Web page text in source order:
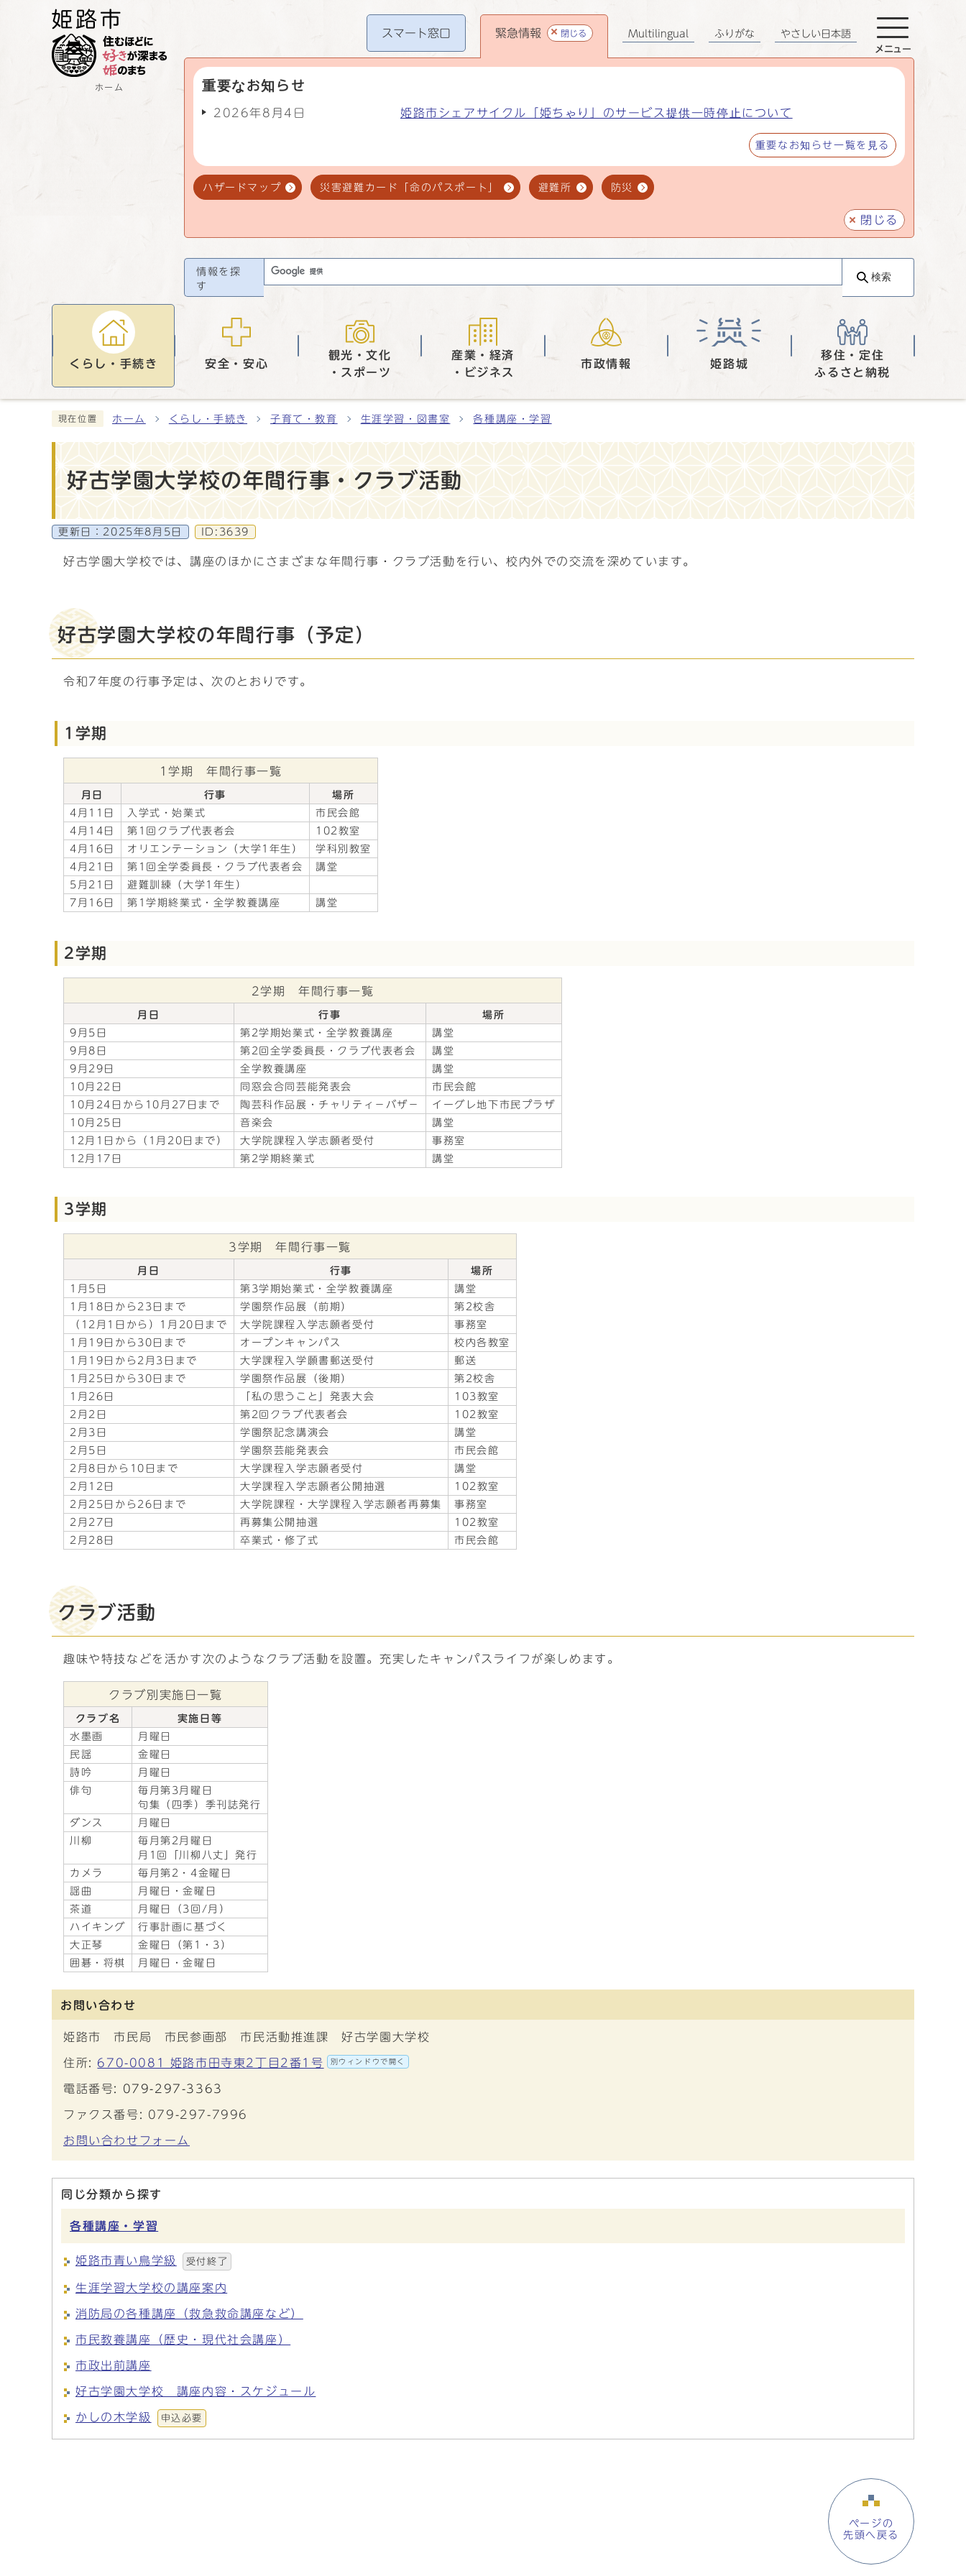
ホーム
スマート窓口 緊急情報 閉じる
重要なお知らせ
2026年8月4日 姫路市シェアサイクル「姫ちゃり」のサービス提供一時停止について
重要なお知らせ一覧を見る
ハザードマップ 災害避難カード「命のパスポート」 避難所 防災
閉じる
Multilingual ふりがな やさしい日本語
メニュー
情報を探
す
検索
くらし・手続き 安全・安心
観光・文化
・スポーツ
産業・経済
・ビジネス
市政情報 姫路城
移住・定住
ふるさと納税
現在位置 ホーム くらし・手続き 子育て・教育 生涯学習・図書室 各種講座・学習
好古学園大学校の年間行事・クラブ活動
更新日： 2025年8月5日 ID:3639
好古学園大学校では、講座のほかにさまざまな年間行事・クラブ活動を行い、校内外での交流を深めています。
好古学園大学校の年間行事（予定）
令和7年度の行事予定は、次のとおりです。
1学期
1学期 年間行事一覧
月日 行事
場所
4月11日
入学式・始業式
市民会館
4月14日
第1回クラブ代表者会
102教室
4月16日
オリエンテーション（大学1年生）
学科別教室
4月21日
第1回全学委員長・クラブ代表者会
講堂
5月21日
避難訓練（大学1年生）
7月16日
第1学期終業式・全学教養講座 講堂
2学期
2学期 年間行事一覧
月日 行事
場所
9月5日
第2学期始業式・全学教養講座
講堂
9月8日
第2回全学委員長・クラブ代表者会
講堂
9月29日
全学教養講座
講堂
10月22日
同窓会合同芸能発表会
市民会館
10月24日から10月27日まで
陶芸科作品展・チャリティ－バザ－
イーグレ地下市民プラザ
10月25日
音楽会
講堂
12月1日から（1月20日まで）
大学院課程入学志願者受付
事務室
12月17日
第2学期終業式 講堂
3学期
3学期 年間行事一覧
月日 行事
場所
1月5日
第3学期始業式・全学教養講座
講堂
1月18日から23日まで
学園祭作品展（前期）
第2校舎
（12月1日から）1月20日まで
大学院課程入学志願者受付
事務室
1月19日から30日まで
オープンキャンパス
校内各教室
1月19日から2月3日まで
大学課程入学願書郵送受付
郵送
1月25日から30日まで
学園祭作品展（後期）
第2校舎
1月26日
「私の思うこと」発表大会
103教室
2月2日
第2回クラブ代表者会
102教室
2月3日
学園祭記念講演会
講堂
2月5日
学園祭芸能発表会
市民会館
2月8日から10日まで
大学課程入学志願者受付
講堂
2月12日
大学課程入学志願者公開抽選
102教室
2月25日から26日まで
大学院課程・大学課程入学志願者再募集
事務室
2月27日
再募集公開抽選
102教室
2月28日
卒業式・修了式 市民会館
クラブ活動
趣味や特技などを活かす次のようなクラブ活動を設置。充実したキャンパスライフが楽しめます。
クラブ別実施日一覧
クラブ名
実施日等
水墨画
月曜日
民謡
金曜日
詩吟
月曜日
俳句
毎月第3月曜日
句集（四季）季刊誌発行
ダンス
月曜日
川柳
毎月第2月曜日
月1回「川柳八丈」発行
カメラ
毎月第2・4金曜日
謡曲
月曜日・金曜日
茶道
月曜日（3回/月）
ハイキング
行事計画に基づく
大正琴
金曜日（第1・3）
囲碁・将棋
月曜日・金曜日
お問い合わせ
姫路市 市民局 市民参画部 市民活動推進課 好古学園大学校
住所: 670-0081 姫路市田寺東2丁目2番1号 別ウィンドウで開く
電話番号: 079-297-3363
ファクス番号: 079-297-7996
お問い合わせフォーム
同じ分類から探す
各種講座・学習
姫路市青い鳥学級 受付終了
生涯学習大学校の講座案内
消防局の各種講座（救急救命講座など）
市民教養講座（歴史・現代社会講座）
市政出前講座
好古学園大学校 講座内容・スケジュール
かしの木学級 申込必要
ページの
先頭へ戻る